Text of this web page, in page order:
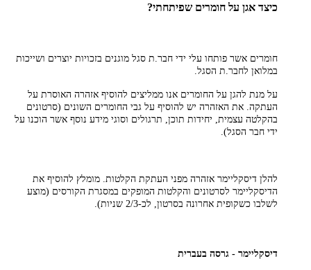
כיצד אגן על חומרים שפיתחתי?
חומרים אשר פותחו עלי ידי חבר.ת סגל מוגנים בזכויות יוצרים ושייכות
במלואן לחבר.ת הסגל.
על מנת להגן על החומרים אנו ממליצים להוסיף אזהרה האוסרת על
העתקה. את האזהרה יש להוסיף על גבי החומרים השונים (סרטונים
בהקלטה עצמית, יחידות תוכן, תרגולים וסוגי מידע נוסף אשר הוכנו על
ידי חבר הסגל).
להלן דיסקליימר אזהרה מפני העתקת הקלטות. מומלץ להוסיף את
הדיסקליימר לסרטונים והקלטות המופקים במסגרת הקורסים (מוצע
לשלבו כשקופית אחרונה בסרטון, לכ-2/3 שניות).
דיסקליימר - גרסה בעברית